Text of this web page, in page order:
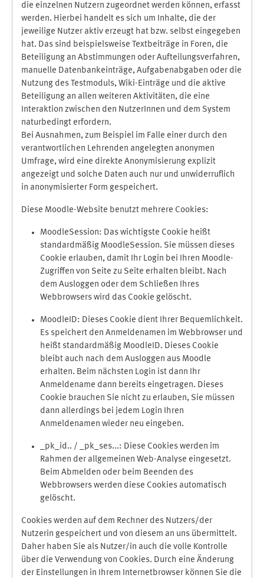
die einzelnen Nutzern zugeordnet werden können, erfasst
werden. Hierbei handelt es sich um Inhalte, die der
jeweilige Nutzer aktiv erzeugt hat bzw. selbst eingegeben
hat. Das sind beispielsweise Textbeiträge in Foren, die
Beteiligung an Abstimmungen oder Aufteilungsverfahren,
manuelle Datenbankeinträge, Aufgabenabgaben oder die
Nutzung des Testmoduls, Wiki-Einträge und die aktive
Beteiligung an allen weiteren Aktivitäten, die eine
Interaktion zwischen den NutzerInnen und dem System
naturbedingt erfordern.
Bei Ausnahmen, zum Beispiel im Falle einer durch den
verantwortlichen Lehrenden angelegten anonymen
Umfrage, wird eine direkte Anonymisierung explizit
angezeigt und solche Daten auch nur und unwiderruflich
in anonymisierter Form gespeichert.
Diese Moodle-Website benutzt mehrere Cookies:
MoodleSession: Das wichtigste Cookie heißt
standardmäßig MoodleSession. Sie müssen dieses
Cookie erlauben, damit Ihr Login bei Ihren Moodle-
Zugriffen von Seite zu Seite erhalten bleibt. Nach
dem Ausloggen oder dem Schließen Ihres
Webbrowsers wird das Cookie gelöscht.
MoodleID: Dieses Cookie dient Ihrer Bequemlichkeit.
Es speichert den Anmeldenamen im Webbrowser und
heißt standardmäßig MoodleID. Dieses Cookie
bleibt auch nach dem Ausloggen aus Moodle
erhalten. Beim nächsten Login ist dann Ihr
Anmeldename dann bereits eingetragen. Dieses
Cookie brauchen Sie nicht zu erlauben, Sie müssen
dann allerdings bei jedem Login Ihren
Anmeldenamen wieder neu eingeben.
_pk_id.. / _pk_ses...: Diese Cookies werden im
Rahmen der allgemeinen Web-Analyse eingesetzt.
Beim Abmelden oder beim Beenden des
Webbrowsers werden diese Cookies automatisch
gelöscht.
Cookies werden auf dem Rechner des Nutzers/der
Nutzerin gespeichert und von diesem an uns übermittelt.
Daher haben Sie als Nutzer/in auch die volle Kontrolle
über die Verwendung von Cookies. Durch eine Änderung
der Einstellungen in Ihrem Internetbrowser können Sie die